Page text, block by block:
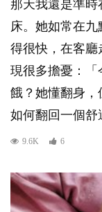
那天我還是準時
床。她如常在
得很快，在客
現很多擔憂：「
餓？她懂翻身，
如何翻回一個舒
9.6K 6